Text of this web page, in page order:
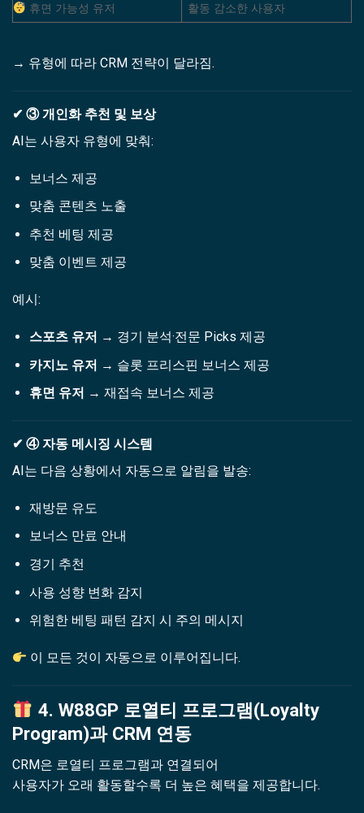
휴면 가능성 유저 활동 감소한 사용자
→ 유형에 따라 CRM 전략이 달라짐.
✔ ③ 개인화 추천 및 보상
AI는 사용자 유형에 맞춰:
보너스 제공
맞춤 콘텐츠 노출
추천 베팅 제공
맞춤 이벤트 제공
예시:
스포츠 유저 → 경기 분석·전문 Picks 제공
카지노 유저 → 슬롯 프리스핀 보너스 제공
휴면 유저 → 재접속 보너스 제공
✔ ④ 자동 메시징 시스템
AI는 다음 상황에서 자동으로 알림을 발송:
재방문 유도
보너스 만료 안내
경기 추천
사용 성향 변화 감지
위험한 베팅 패턴 감지 시 주의 메시지
이 모든 것이 자동으로 이루어집니다.
4. W88GP 로열티 프로그램(Loyalty
Program)과 CRM 연동
CRM은 로열티 프로그램과 연결되어
사용자가 오래 활동할수록 더 높은 혜택을 제공합니다.